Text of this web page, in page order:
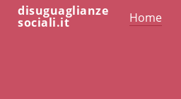
disuguaglianze
sociali.it Home